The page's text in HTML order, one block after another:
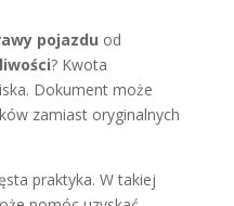
pojazdu od
? Kwota
Dokument może
zamiast oryginalnych
praktyka. W takiej